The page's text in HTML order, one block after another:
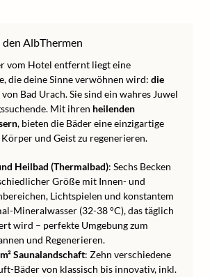
AlbThermen
vom Hotel entfernt liegt eine
die deine Sinne verwöhnen wird: die
von Bad Urach. Sie sind ein wahres Juwel
Mit ihren heilenden
, bieten die Bäder eine einzigartige
und Geist zu regenerieren.
Heilbad (Thermalbad): Sechs Becken
Größe mit Innen- und
Lichtspielen und konstantem
Mineralwasser (32-38 °C), das täglich
wird – perfekte Umgebung zum
und Regenerieren.
Saunalandschaft: Zehn verschiedene
Bäder von klassisch bis innovativ, inkl.